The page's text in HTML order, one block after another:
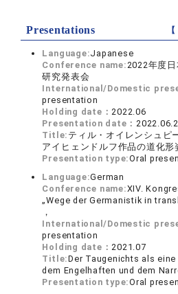
Presentations
Language:Japanese
Conference name: 2022年度
研究発表会
International/Domestic
presentation
Holding date： 2022.06
Presentation date：
Title: ティル・オイレンシュピ
アイヒェンドルフ作品の道化形
Presentation type:Oral
Language:German
Conference name:XIV.
„Wege der Germanistik in
，
International/Domestic
presentation
Holding date： 2021.07
Title:Der Taugenichts als
dem Engelhaften und dem
Presentation type:Oral